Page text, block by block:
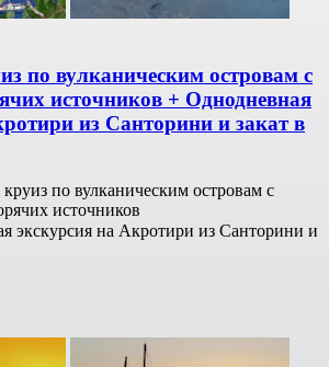
по вулканическим островам с
источников + Однодневная
из Санторини и закат в
по вулканическим островам с
источников
экскурсия на Акротири из Санторини и